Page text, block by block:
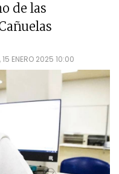
de las
15 ENERO 2025 10:00